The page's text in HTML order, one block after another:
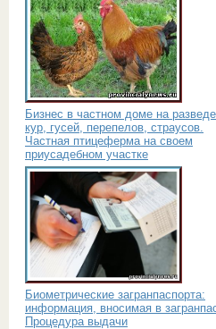
Бизнес в частном доме на
кур, гусей, перепелов, страусов.
Частная птицеферма на своем
приусадебном участке
Биометрические загранпаспорта:
информация, вносимая в
Процедура выдачи